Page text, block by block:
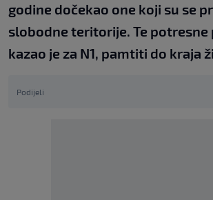
godine dočekao one koji su se
slobodne teritorije. Te potresne
kazao je za N1, pamtiti do kraja
Podijeli